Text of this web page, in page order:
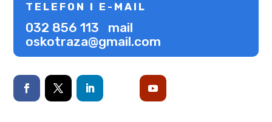
TELEFON I E-MAIL
032 856 113 mail
oskotraza@gmail.com